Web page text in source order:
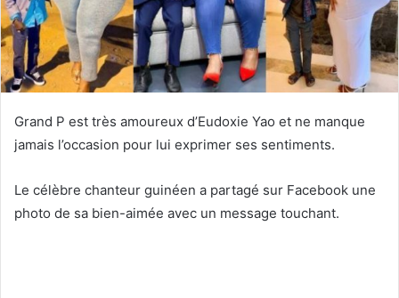
Grand P est très amoureux d’Eudoxie Yao et ne manque
jamais l’occasion pour lui exprimer ses sentiments.
Le célèbre chanteur guinéen a partagé sur Facebook une
photo de sa bien-aimée avec un message touchant.